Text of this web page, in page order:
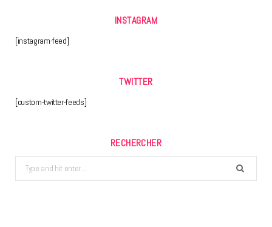
INSTAGRAM
[instagram-feed]
TWITTER
[custom-twitter-feeds]
RECHERCHER
Search
for: